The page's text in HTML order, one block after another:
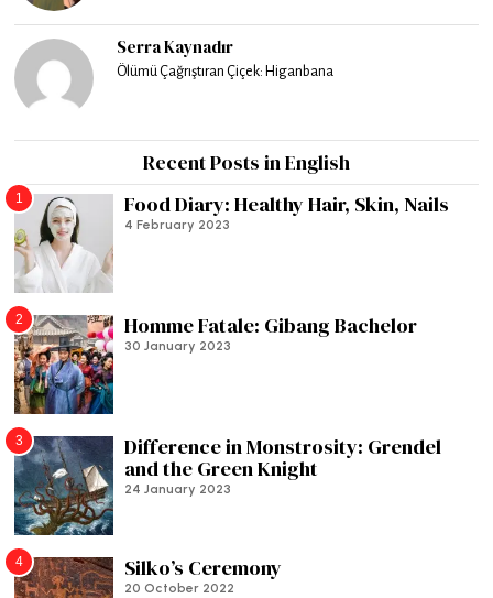
Serra Kaynadır
Ölümü Çağrıştıran Çiçek: Higanbana
Recent Posts in English
1 Food Diary: Healthy Hair, Skin, Nails
4 February 2023
2 Homme Fatale: Gibang Bachelor
30 January 2023
3
Difference in Monstrosity: Grendel
and the Green Knight
24 January 2023
4 Silko’s Ceremony
20 October 2022